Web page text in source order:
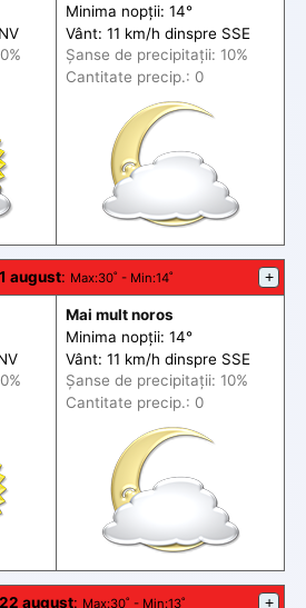
NV
Minima nopții: 14°
Vânt: 11 km/h dinspre SSE
Șanse de precipitații: 10%
Cantitate precip.: 0
august: Max:30˚ - Min:14˚ +
Mai mult noros
Minima nopții: 14°
Vânt: 11 km/h dinspre SSE
Șanse de precipitații: 10%
Cantitate precip.: 0
august: Max:30˚ - Min:13˚ +